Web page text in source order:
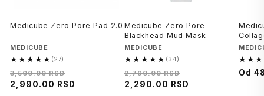
Medicube Zero Pore Pad 2.0
Brend
MEDICUBE
★★★★★ (27)
5.0
od
5,
Regularna
cena
3,500.00 RSD
na
2,990.00 RSD
Medicube Zero Pore
Blackhead Mud Mask
Brend
MEDICUBE
★★★★★ (34)
4.8
od
5,
Regularna
cena
2,790.00 RSD
na
2,290.00 RSD
Brend
4.9
od
Cena
Od